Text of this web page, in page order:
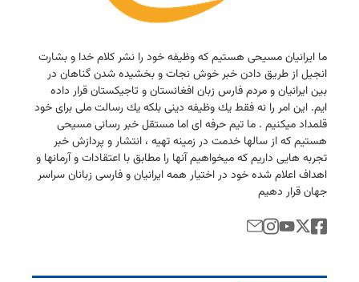
ما ایرانیان مسیحی هستیم كه وظیفه خود را نشر كلام خدا و بشارت
انجیل از طریق دادن خبر خوش نجات و بخشیده شدن گناهان در
بین ایرانیان و مردم فارس زبان افغانستان و تاجیكستان قرار داده
ایم. این امر را نه فقط یك وظیفه دینی بلكه یك رسالت ملی برای خود
قلمداد میكنیم . ما تیم حرفه ای اما مستقل خبر رسانی مسیحی
هستیم كه از سالها خدمت در زمینه تهیه ، انتشار و پردازش خبر
تجربه هایی داریم كه میخواهیم آنها را مطابق با اعتقادات و آرمانها و
اهداف اعلام شده خود در اختیار همه ایرانیان و فارسی زبانان سراسر
جهان قرار دهیم